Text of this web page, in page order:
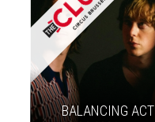
BALANCING ACT